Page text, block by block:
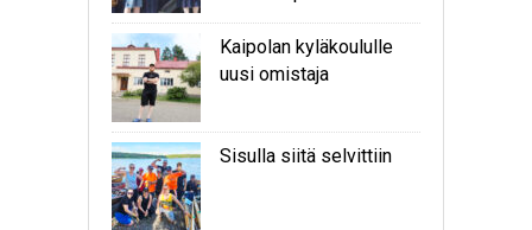
Kaipolan kyläkoululle
uusi omistaja
Sisulla siitä selvittiin